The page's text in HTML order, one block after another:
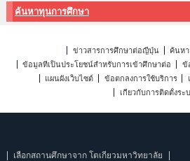
ค้นหาทุนการศึกษา
ข่าวสารการศึกษาต่อญี่ปุ่น
ค้นห
ข้อมูลที่เป็นประโยชน์สำหรับการเข้าศึกษาต่อ
ข้
แผนผังเว็บไซต์
ข้อตกลงการใช้บริการ
เกี่ยวกับการติดตั้งระ
เลือกสถานศึกษาจาก โตเกียวมหาวิทยาลัย